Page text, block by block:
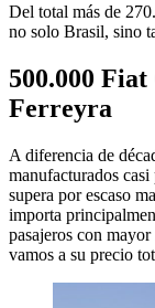
Del total más de
no solo Brasil, sino
500.000
Ferreyra
A diferencia de
manufacturados
supera por escaso
importa
pasajeros con
vamos a su precio